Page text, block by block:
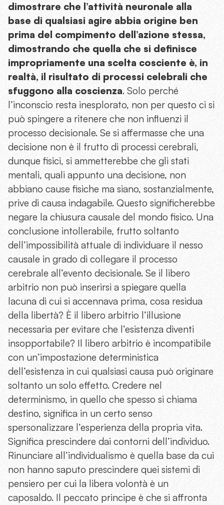
dimostrare che l’attività neuronale alla
base di qualsiasi agire abbia origine ben
prima del compimento dell’azione stessa,
dimostrando che quella che si definisce
impropriamente una scelta cosciente è, in
realtà, il risultato di processi celebrali che
sfuggono alla coscienza. Solo perché
l’inconscio resta inesplorato, non per questo ci si
può spingere a ritenere che non influenzi il
processo decisionale. Se si affermasse che una
decisione non è il frutto di processi cerebrali,
dunque fisici, si ammetterebbe che gli stati
mentali, quali appunto una decisione, non
abbiano cause fisiche ma siano, sostanzialmente,
prive di causa indagabile. Questo significherebbe
negare la chiusura causale del mondo fisico. Una
conclusione intollerabile, frutto soltanto
dell’impossibilità attuale di individuare il nesso
causale in grado di collegare il processo
cerebrale all’evento decisionale. Se il libero
arbitrio non può inserirsi a spiegare quella
lacuna di cui si accennava prima, cosa residua
della libertà? È il libero arbitrio l’illusione
necessaria per evitare che l’esistenza diventi
insopportabile? Il libero arbitrio è incompatibile
con un’impostazione deterministica
dell’esistenza in cui qualsiasi causa può originare
soltanto un solo effetto. Credere nel
determinismo, in quello che spesso si chiama
destino, significa in un certo senso
spersonalizzare l’esperienza della propria vita.
Significa prescindere dai contorni dell’individuo.
Rinunciare all’individualismo è quella base da cui
non hanno saputo prescindere quei sistemi di
pensiero per cui la libera volontà è un
caposaldo. Il peccato principe è che si affronta